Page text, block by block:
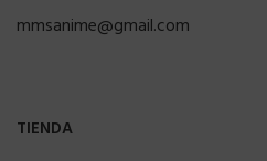
mmsanime@gmail.com
TIENDA